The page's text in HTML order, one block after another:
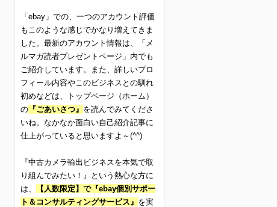
「ebay」での、一つのアカウント評価
もこのような感じでかなり増えてきま
した。最新のアカウント情報は、「メ
ルマガ読者プレゼントページ」内でも
ご紹介しています。また、詳しいプロ
フィール内容やこのビジネスとの馴れ
初めなどは、トップページ（ホーム）
の 『ごあいさつ』 を読んでみてくださ
いね。なかなか面白い自己紹介記事に
仕上がっていると思いますよ～(^^)
『中古カメラ輸出ビジネスを本気で取
り組んでみたい！』という熱心な方に
は、
【人数限定】で『ebay個別サポー
ト＆コンサルティングサービス』 を実